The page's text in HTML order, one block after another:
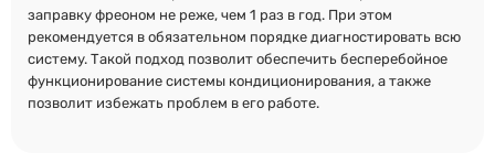
заправку фреоном не реже, чем 1 раз в год. При этом
рекомендуется в обязательном порядке диагностировать всю
систему. Такой подход позволит обеспечить бесперебойное
функционирование системы кондиционирования, а также
позволит избежать проблем в его работе.